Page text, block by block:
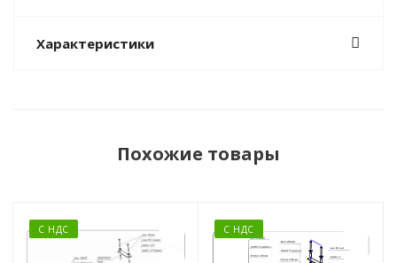
Характеристики
Похожие товары
С НДС С НДС